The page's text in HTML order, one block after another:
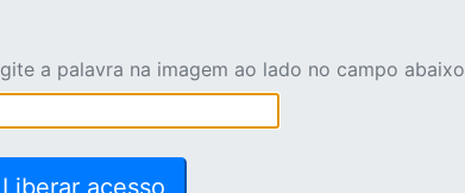
a palavra na imagem ao lado no campo abaixo